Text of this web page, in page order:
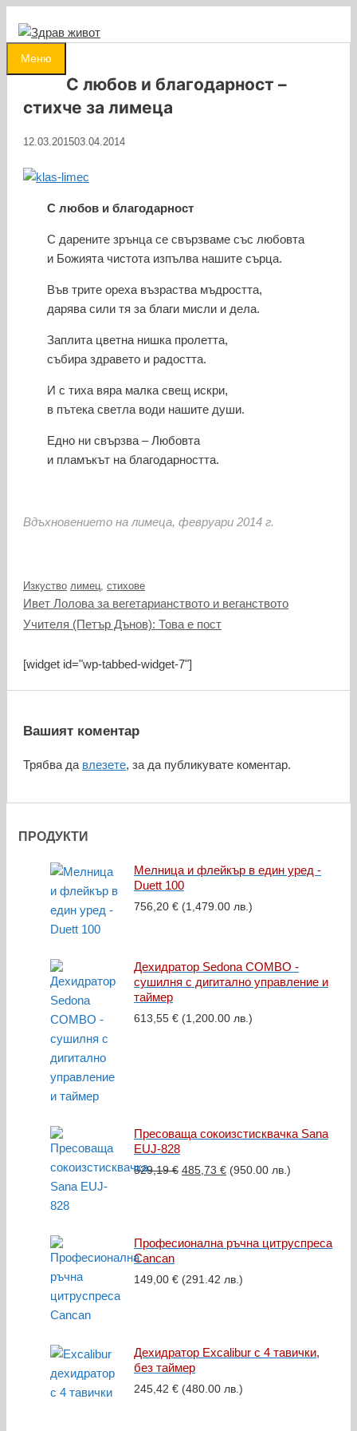
съдържанието
Меню
С любов и благодарност –
стихче за лимеца
12.03.201503.04.2014
С любов и благодарност
С дарените зрънца се свързваме със любовта
и Божията чистота изпълва нашите сърца.
Във трите ореха възраства мъдростта,
дарява сили тя за благи мисли и дела.
Заплита цветна нишка пролетта,
събира здравето и радостта.
И с тиха вяра малка свещ искри,
в пътека светла води нашите души.
Едно ни свързва – Любовта
и пламъкът на благодарността.
Вдъхновението на лимеца, февруари 2014 г.
Категории
Изкуство Етикети
лимец, стихове
Ивет Лолова за вегетарианството и веганството
Учителя (Петър Дънов): Това е пост
[widget id="wp-tabbed-widget-7"]
Вашият коментар
Трябва да влезете, за да публикувате коментар.
ПРОДУКТИ
Мелница и флейкър в един уред -
Duett 100
756,20 € (1,479.00 лв.)
Дехидратор Sedona COMBO -
сушилня с дигитално управление и
таймер
613,55 € (1,200.00 лв.)
Пресоваща сокоизстисквачка Sana
EUJ-828
529,19€ Original
485,73 €Текущата
(950.00 лв.)
Професионална ръчна цитруспреса
Cancan
149,00 € (291.42 лв.)
Дехидратор Excalibur с 4 тавички,
без таймер
245,42 € (480.00 лв.)